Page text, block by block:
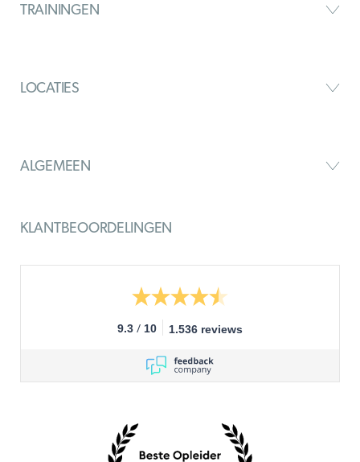
TRAININGEN
LOCATIES
ALGEMEEN
KLANTBEOORDELINGEN
9.3 / 10 1.536 reviews